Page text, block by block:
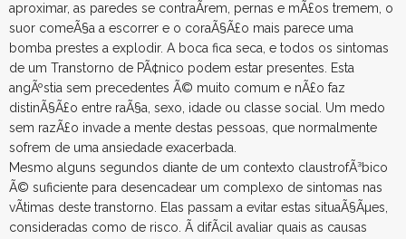
aproximar, as paredes se contraÃ­rem, pernas e mÃ£os tremem, o
suor comeÃ§a a escorrer e o coraÃ§Ã£o mais parece uma
bomba prestes a explodir. A boca fica seca, e todos os sintomas
de um Transtorno de PÃ¢nico podem estar presentes. Esta
angÃºstia sem precedentes Ã© muito comum e nÃ£o faz
distinÃ§Ã£o entre raÃ§a, sexo, idade ou classe social. Um medo
sem razÃ£o invade a mente destas pessoas, que normalmente
sofrem de uma ansiedade exacerbada.
Mesmo alguns segundos diante de um contexto claustrofÃ³bico
Ã© suficiente para desencadear um complexo de sintomas nas
vÃ­timas deste transtorno. Elas passam a evitar estas situaÃ§Ãµes,
consideradas como de risco. Ã difÃ­cil avaliar quais as causas